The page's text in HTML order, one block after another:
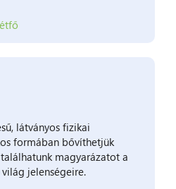
látványos fizikai
formában bővíthetjük
magyarázatot a
jelenségeire.